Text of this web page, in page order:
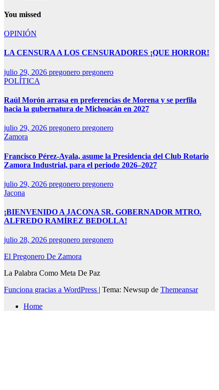
You missed
OPINIÓN
LA CENSURA A LOS CENSURADORES ¡QUE HORROR!
julio 29, 2026 pregonero pregonero
POLÍTICA
Raúl Morón arrasa en preferencias de Morena y se perfila
hacia la gubernatura de Michoacán en 2027
julio 29, 2026 pregonero pregonero
Zamora
Francisco Pérez-Ayala, asume la Presidencia del Club Rotario
Zamora Industrial, para el periodo 2026–2027
julio 29, 2026 pregonero pregonero
Jacona
¡BIENVENIDO A JACONA SR. GOBERNADOR MTRO.
ALFREDO RAMÍREZ BEDOLLA!
julio 28, 2026 pregonero pregonero
El Pregonero De Zamora
La Palabra Como Meta De Paz
Funciona gracias a WordPress | Tema: Newsup de Themeansar
Home